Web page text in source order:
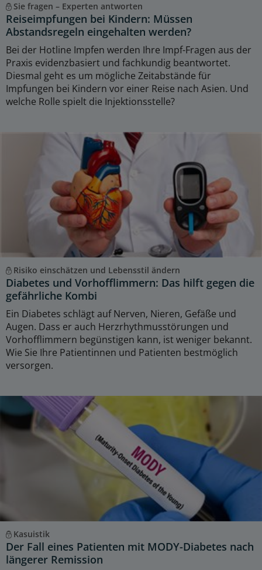
Sie fragen – Experten antworten
Reiseimpfungen bei Kindern: Müssen
Abstandsregeln eingehalten werden?
Bei der Hotline Impfen werden Ihre Impf-Fragen aus der
Praxis evidenzbasiert und fachkundig beantwortet.
Diesmal geht es um mögliche Zeitabstände für
Impfungen bei Kindern vor einer Reise nach Asien. Und
welche Rolle spielt die Injektionsstelle?
Risiko einschätzen und Lebensstil ändern
Diabetes und Vorhofflimmern: Das hilft gegen die
gefährliche Kombi
Ein Diabetes schlägt auf Nerven, Nieren, Gefäße und
Augen. Dass er auch Herzrhythmusstörungen und
Vorhofflimmern begünstigen kann, ist weniger bekannt.
Wie Sie Ihre Patientinnen und Patienten bestmöglich
versorgen.
Kasuistik
Der Fall eines Patienten mit MODY-Diabetes nach
längerer Remission